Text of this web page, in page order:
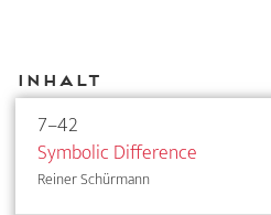
Inhalt
7–42
Symbolic Difference
Reiner Schürmann